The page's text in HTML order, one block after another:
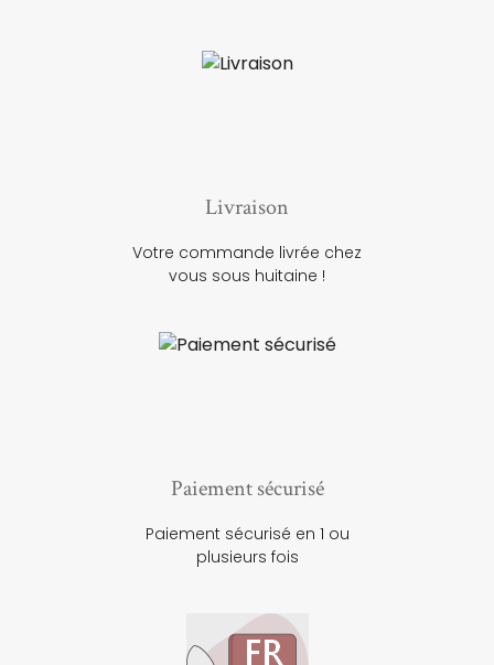
Livraison
Votre commande livrée chez
vous sous huitaine !
Paiement sécurisé
Paiement sécurisé en 1 ou
plusieurs fois